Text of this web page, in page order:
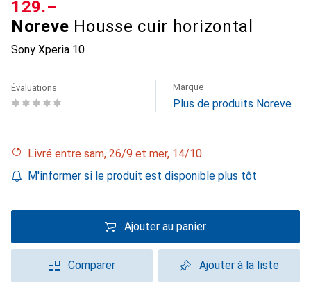
Noreve Housse cuir horizontal
Sony Xperia 10
CHF
129.–
Évaluations Marque
Plus de produits Noreve
Livré entre sam, 26/9 et mer, 14/10
M'informer si le produit est disponible plus tôt
Ajouter au panier
Comparer Ajouter à la liste